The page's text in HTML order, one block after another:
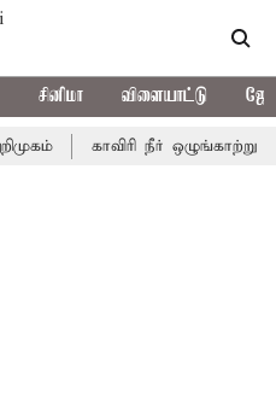
சினிமா விளையாட்டு
காவிரி நீர் ஒழுங்காற்று குழு